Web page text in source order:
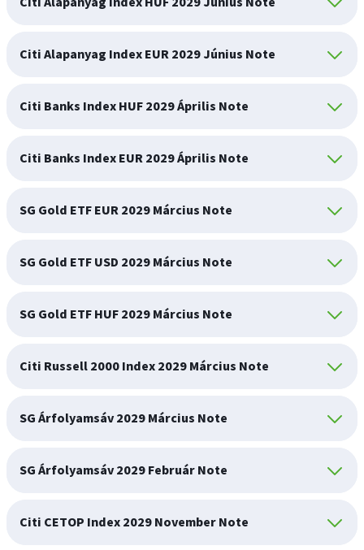
Citi Alapanyag Index EUR 2029 Június Note
Citi Banks Index HUF 2029 Április Note
Citi Banks Index EUR 2029 Április Note
SG Gold ETF EUR 2029 Március Note
SG Gold ETF USD 2029 Március Note
SG Gold ETF HUF 2029 Március Note
Citi Russell 2000 Index 2029 Március Note
SG Árfolyamsáv 2029 Március Note
SG Árfolyamsáv 2029 Február Note
Citi CETOP Index 2029 November Note